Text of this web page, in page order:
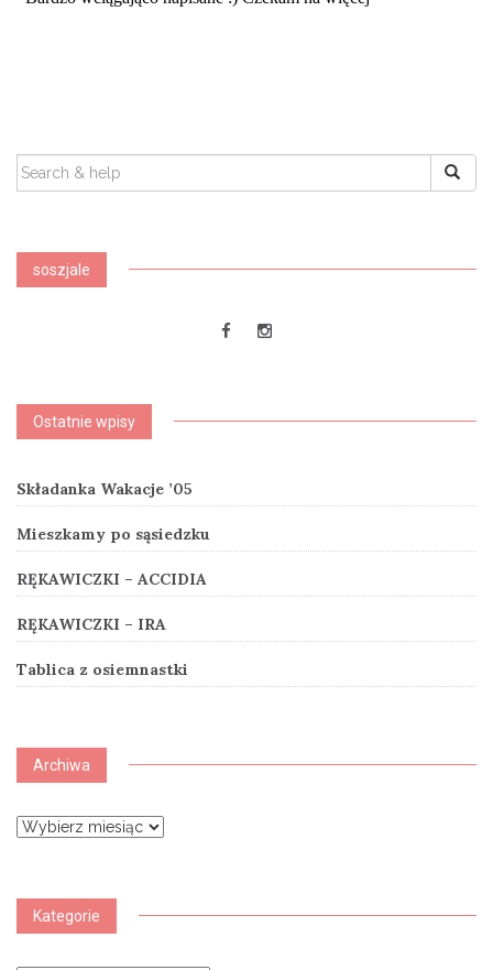
SEARCH
FOR:
soszjale
Ostatnie wpisy
Składanka Wakacje ’05
Mieszkamy po sąsiedzku
RĘKAWICZKI – ACCIDIA
RĘKAWICZKI – IRA
Tablica z osiemnastki
Archiwa
Archiwa
Kategorie